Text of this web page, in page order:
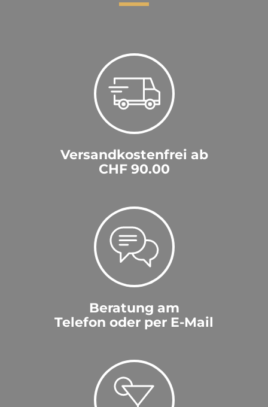
Früchten wie weiße Birne, Kriecherl und Marille
Fruchtiger Geschmack
Ausgewogen und frisch im Abgang
Versandkostenfrei ab
CHF 90.00
Beratung am
Telefon oder per E-Mail